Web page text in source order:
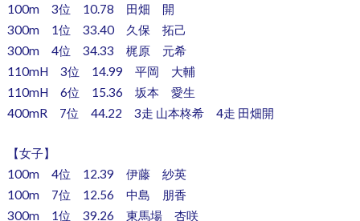
100m 3位 10.78 田畑 開
300m 1位 33.40 久保 拓己
300m 4位 34.33 梶原 元希
110mH 3位 14.99 平岡 大輔
110mH 6位 15.36 坂本 愛生
400mR 7位 44.22 3走 山本柊希 4走 田畑開
【女子】
100m 4位 12.39 伊藤 紗英
100m 7位 12.56 中島 朋香
300m 1位 39.26 東馬場 杏咲